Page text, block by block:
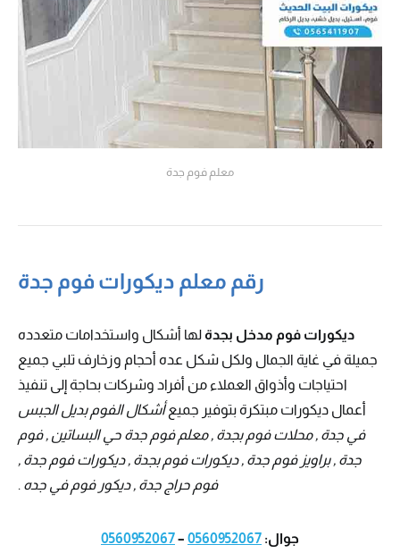
معلم فوم جدة
رقم معلم ديكورات فوم جدة
ديكورات فوم مدخل بجدة لها أشكال واستخدامات متعدده
جميلة في غاية الجمال ولكل شكل عده أحجام وزخارف تلبي جميع
احتياجات وأذواق العملاء من أفراد وشركات بحاجة إلى تنفيذ
أعمال ديكورات مبتكرة بتوفير جميعأشكال الفوم بديل الجبس
في جدة , محلات فوم بجدة , معلم فوم جدة حي البساتين , فوم
جدة , براويز فوم جدة , ديكورات فوم بجدة , ديكورات فوم جدة ,
فوم حراج جدة , ديكور فوم في جده .
جوال: 0560952067
–
0560952067